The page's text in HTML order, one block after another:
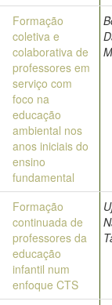
Formação
coletiva e
colaborativa de
professores em
serviço com
foco na
educação
ambiental nos
anos iniciais do
ensino
fundamental
Formação
continuada de
professores da
educação
infantil num
enfoque CTS